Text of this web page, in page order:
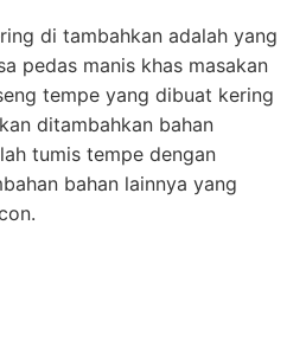
di tambahkan adalah yang
pedas manis khas masakan
tempe yang dibuat kering
ditambahkan bahan
tumis tempe dengan
bahan lainnya yang